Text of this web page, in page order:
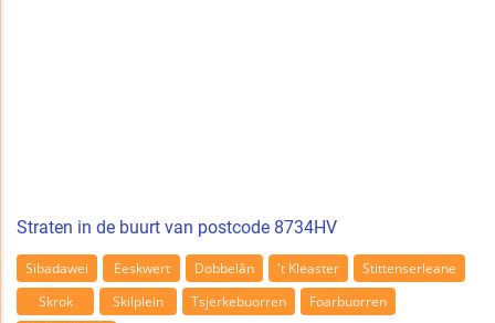
Straten in de buurt van postcode 8734HV
Sibadawei Eeskwert Dobbelân 't Kleaster
Stittenserleane
Skrok
Skilplein Tsjerkebuorren
Foarbuorren